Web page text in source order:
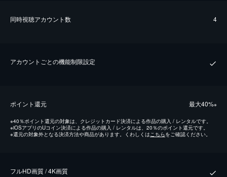
同時視聴アカウント数 4
アカウントごとの機能制限設定
ポイント還元 最⼤40%※
※40％ポイント還元の対象は、クレジットカード決済による作品の購入 / レンタルです。
※iOSアプリのUコイン決済による作品の購入 / レンタルは、20％のポイント還元です。
※還元の対象外となる決済方法や商品があります。くわしくはこちらをご確認ください。
フルHD画質 / 4K画質